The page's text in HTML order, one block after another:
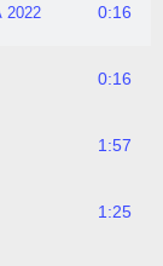
2022 0:16
0:16
1:57
1:25